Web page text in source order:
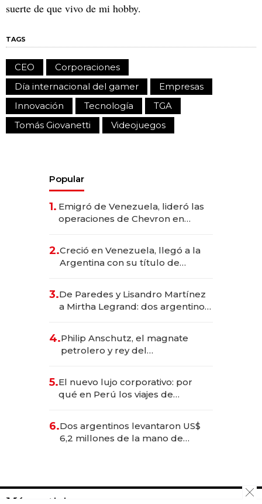
suerte de que vivo de mi hobby.
TAGS
CEO
Corporaciones
Día internacional del gamer
Empresas
Innovación
Tecnología
TGA
Tomás Giovanetti
Videojuegos
Popular
1. Emigró de Venezuela, lideró las
operaciones de Chevron en
2.Creció en Venezuela, llegó a la
Argentina con su título de
las marcas "fast premium"
3.De Paredes y Lisandro Martínez
a Mirtha Legrand: dos argentinos
4.Philip Anschutz, el magnate
petrolero y rey del
Fénix
5.El nuevo lujo corporativo: por
qué en Perú los viajes de
para convertirse en experiencias
transformadoras
6.Dos argentinos levantaron US$
6,2 millones de la mano de